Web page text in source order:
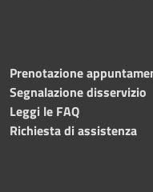
Prenotazione
Segnalazione disservizio
Leggi le FAQ
Richiesta di assistenza